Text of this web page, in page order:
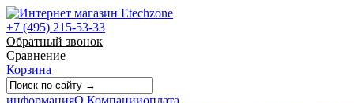
+7 (495) 215-53-33
Обратный звонок
Сравнение
Корзина
информацияО Компанииоплата